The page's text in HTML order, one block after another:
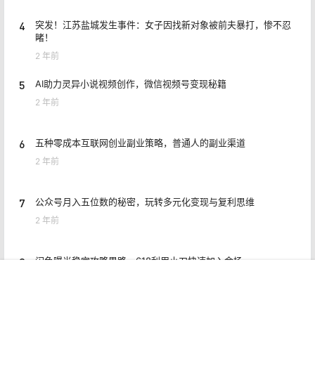
4
突发！江苏盐城发生事件：女子因找新对象被前夫暴打，惨不忍
睹！
2 年前
5 AI助力灵异小说视频创作，微信视频号变现秘籍
2 年前
6 五种零成本互联网创业副业策略，普通人的副业渠道
2 年前
7 公众号月入五位数的秘密，玩转多元化变现与复利思维
2 年前
8 闲鱼曝光稳定攻略思路，618利用小刀快速加入会场